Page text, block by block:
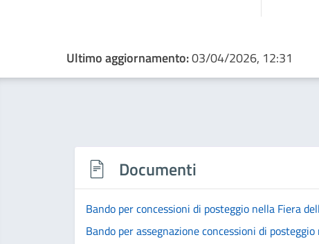
Ultimo aggiornamento:03/04/2026, 12:31
Documenti
Bando per concessioni di posteggio nella Fiera
Bando per assegnazione concessioni di